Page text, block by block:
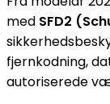
med SFD2
fjernkodning,
autoriserede